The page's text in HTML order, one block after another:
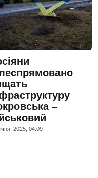
–
2025, 04:09